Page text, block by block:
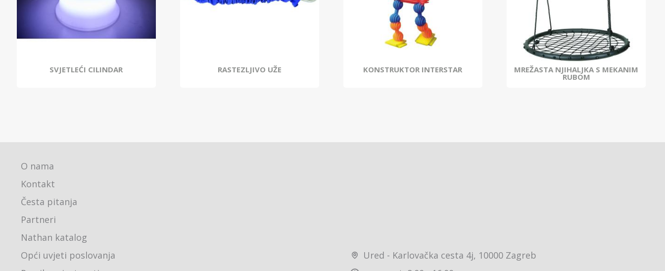
SVJETLEĆI CILINDAR RASTEZLJIVO UŽE KONSTRUKTOR INTERSTAR MREŽASTA NJIHALJKA S MEKANIM
RUBOM
O nama
Kontakt
Česta pitanja
Partneri
Nathan katalog
Opći uvjeti poslovanja
Ured - Karlovačka cesta 4j, 10000 Zagreb